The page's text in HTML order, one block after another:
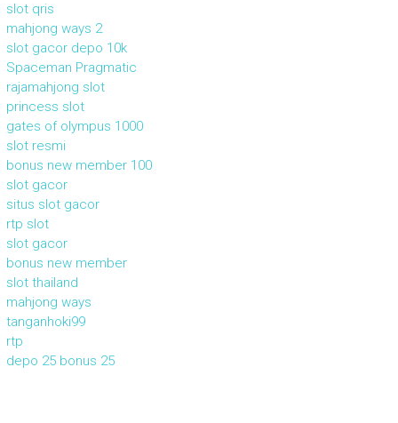
slot qris
mahjong ways 2
slot gacor depo 10k
Spaceman Pragmatic
rajamahjong slot
princess slot
gates of olympus 1000
slot resmi
bonus new member 100
slot gacor
situs slot gacor
rtp slot
slot gacor
bonus new member
slot thailand
mahjong ways
tanganhoki99
rtp
depo 25 bonus 25